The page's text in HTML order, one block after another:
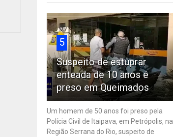
5
Suspeito de estuprar
enteada de 10 anos é
preso em Queimados
Um homem de 50 anos foi preso pela
Polícia Civil de Itaipava, em Petrópolis, na
Região Serrana do Rio, suspeito de